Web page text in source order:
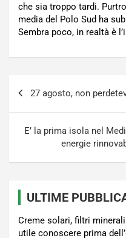
che sia troppo tardi.
media del Polo Sud ha
Sembra poco, in realtà è
articoli
27 agosto, non
E’ la prima isola nel
energie
ULTIME
Creme solari, filtri
utile conoscere prima